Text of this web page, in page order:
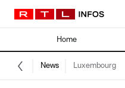
Home
News Luxembourg